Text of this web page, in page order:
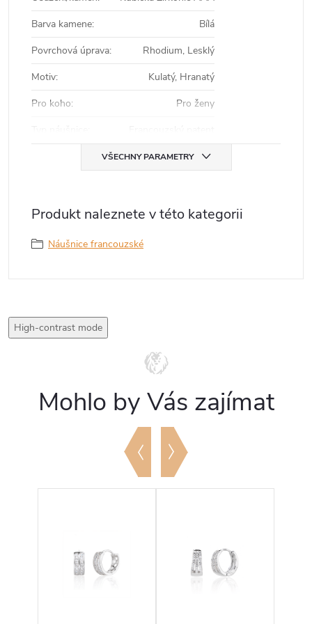
Barva kamene:
Bílá
Povrchová úprava:
Rhodium, Lesklý
Motiv:
Kulatý, Hranatý
Pro koho:
Pro ženy
VŠECHNY PARAMETRY
Produkt naleznete v této kategorii
Náušnice francouzské
High-contrast mode
Mohlo by Vás zajímat